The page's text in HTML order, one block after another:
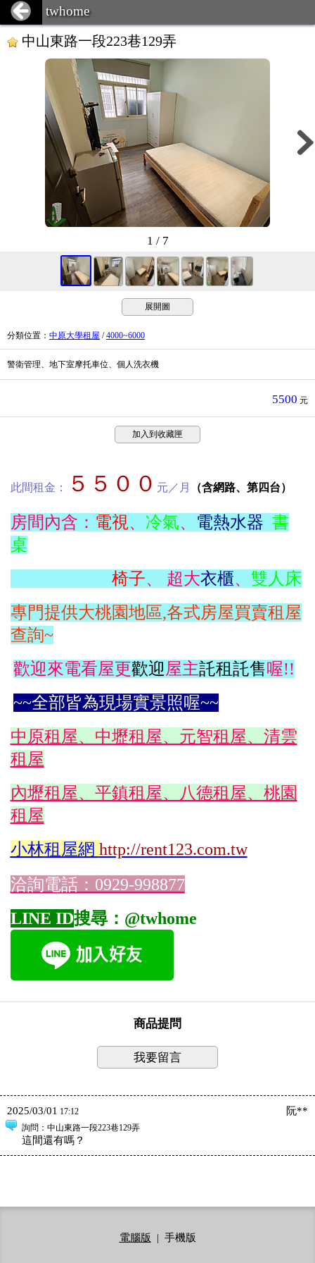
twhome
中山東路一段223巷129弄
1 / 7
展開圖
分類位置 ： 中原大學租屋 /4000~6000
警衛管理、地下室摩托車位、個人洗衣機
5500 元
加入到收藏匣
此間租金： ５５００ 元／月 （含網路、第四台）
房間內含： 電視、 冷氣、 電熱水器 書
桌
椅子、 超大衣櫃、 雙人床
專門提供大桃園地區,各式房屋買賣租屋
查詢~
歡迎來電看屋更歡迎屋主託租託售喔!!
~~全部皆為現場實景照喔~~
中原租屋、中壢租屋、元智租屋、清雲
租屋
內壢租屋、平鎮租屋、八德租屋、桃園
租屋
小林租屋網 http://rent123.com.tw
洽詢電話：0929-998877
LINE ID搜尋：@twhome
商品提問
我要留言
2025/03/01 17:12 阮**
詢問 ：中山東路一段223巷129弄
這間還有嗎？
電腦版 | 手機版